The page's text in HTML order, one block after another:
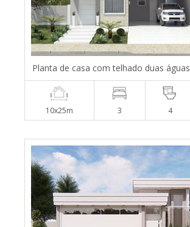
Planta de casa com telhado duas águas
10x25m 3 4